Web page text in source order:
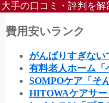
大手の口コミ・評判を解
費用安いランク
がんばりすぎない
有料老人ホーム「
SOMPOケア「そ
HITOWAケアサー